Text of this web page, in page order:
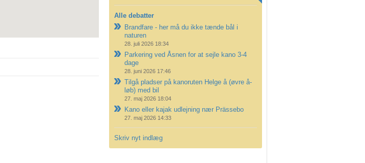
Alle debatter
Brandfare - her må du ikke tænde bål i
naturen
28. juli 2026 18:34
Parkering ved Åsnen for at sejle kano 3-4
dage
28. juni 2026 17:46
Tilgå pladser på kanoruten Helge å (øvre å-
løb) med bil
27. maj 2026 18:04
Kano eller kajak udlejning nær Prässebo
27. maj 2026 14:33
Skriv nyt indlæg